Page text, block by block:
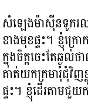
សំឡេងម៉ាស៊ីនទូករ
ខាងមុខផ្ទះ។ ខ្ញុំ
ក្នុងចិត្តចេះតែឆ្ងល់
គាត់យកក្រមារុំជុំវិញ
ផ្ទះ។ ខ្ញុំដើរតាម